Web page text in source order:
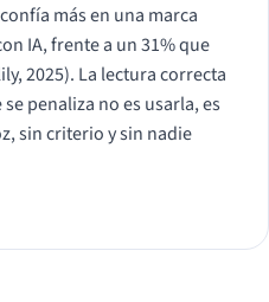
más en una marca
IA, frente a un 31% que
2025). La lectura correcta
penaliza no es usarla, es
sin criterio y sin nadie